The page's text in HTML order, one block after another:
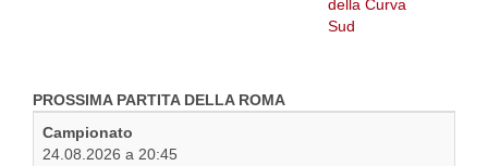
PROSSIMA PARTITA DELLA ROMA
Campionato
24.08.2026 a 20:45